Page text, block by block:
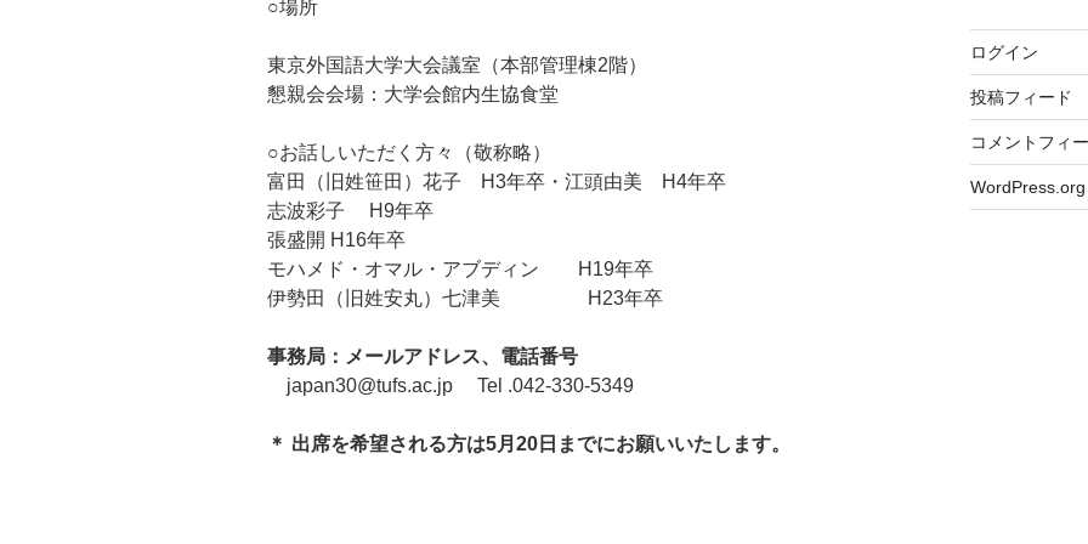
○場所
東京外国語大学大会議室（本部管理棟2階）
懇親会会場：大学会館内生協食堂
○お話しいただく方々（敬称略）
富田（旧姓笹田）花子 H3年卒・江頭由美 H4年卒
志波彩子 H9年卒
張盛開 H16年卒
モハメド・オマル・アブディン H19年卒
伊勢田（旧姓安丸）七津美 H23年卒
事務局：メールアドレス、電話番号
japan30@tufs.ac.jp Tel .042-330-5349
＊ 出席を希望される方は5月20日までにお願いいたします。
ログイン
投稿フィード
コメントフィ
WordPress.org